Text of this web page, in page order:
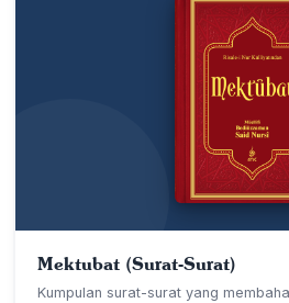
Mektubat (Surat-Surat)
Kumpulan surat-surat yang